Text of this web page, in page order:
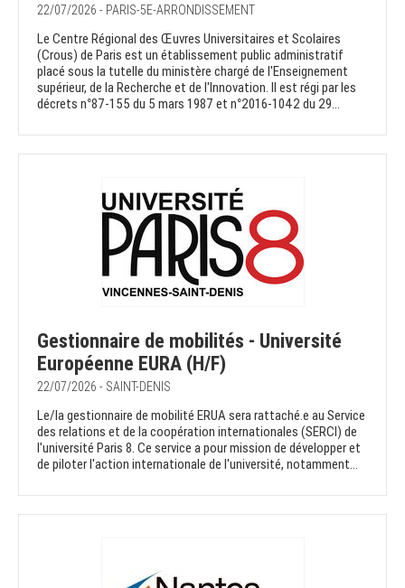
22/07/2026 - PARIS-5E-ARRONDISSEMENT
Le Centre Régional des Œuvres Universitaires et Scolaires
(Crous) de Paris est un établissement public administratif
placé sous la tutelle du ministère chargé de l'Enseignement
supérieur, de la Recherche et de l'Innovation. Il est régi par les
décrets n°87-155 du 5 mars 1987 et n°2016-1042 du 29...
Gestionnaire de mobilités - Université
Européenne EURA (H/F)
22/07/2026 - SAINT-DENIS
Le/la gestionnaire de mobilité ERUA sera rattaché.e au Service
des relations et de la coopération internationales (SERCI) de
l'université Paris 8. Ce service a pour mission de développer et
de piloter l'action internationale de l'université, notamment...